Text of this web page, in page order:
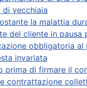
vecchiaia
la malattia
del cliente in pausa
obbligatoria al
invariata
prima di firmare il
contrattazione